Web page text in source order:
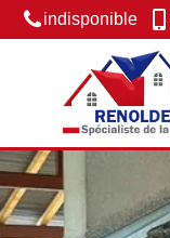
indisponible